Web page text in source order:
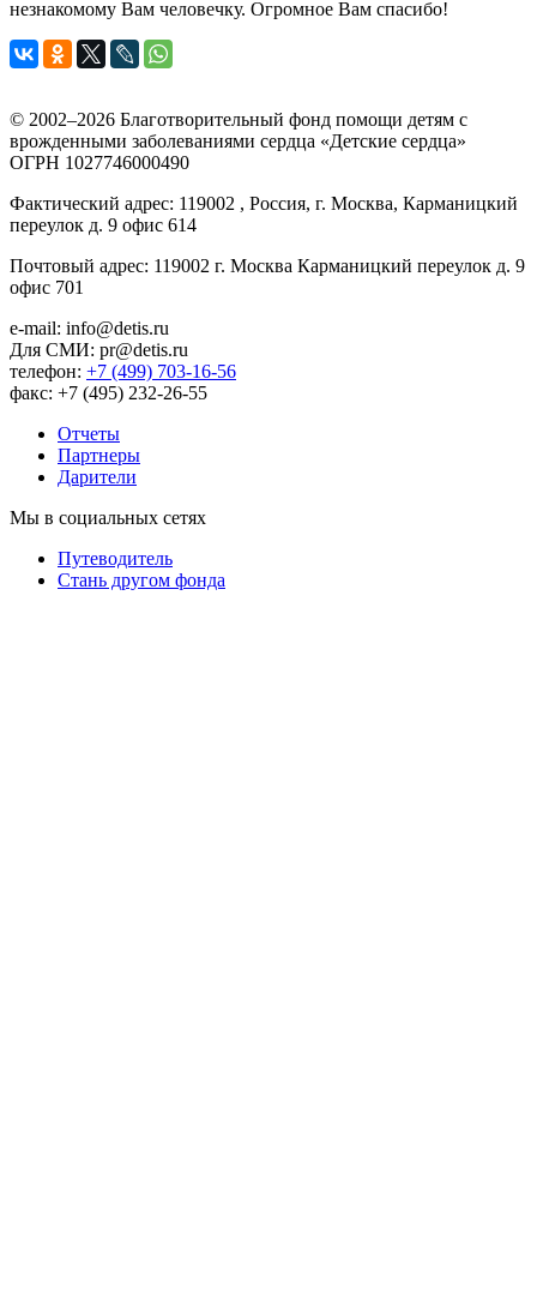
незнакомому Вам человечку. Огромное Вам спасибо!
© 2002–2026 Благотворительный фонд помощи детям с
врожденными заболеваниями сердца «Детские сердца»
ОГРН 1027746000490
Фактический адрес: 119002 , Россия, г. Москва, Карманицкий
переулок д. 9 офис 614
Почтовый адрес: 119002 г. Москва Карманицкий переулок д. 9
офис 701
e-mail: info@detis.ru
Для СМИ: pr@detis.ru
телефон: +7 (499) 703-16-56
факс: +7 (495) 232-26-55
Отчеты
Партнеры
Дарители
Мы в социальных сетях
Путеводитель
Cтань другом фонда